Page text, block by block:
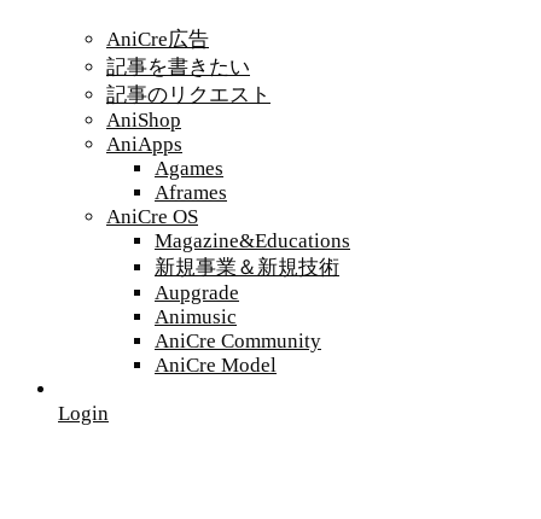
AniCre広告
記事を書きたい
記事のリクエスト
AniShop
AniApps
Agames
Aframes
AniCre OS
Magazine&Educations
新規事業＆新規技術
Aupgrade
Animusic
AniCre Community
AniCre Model
Login